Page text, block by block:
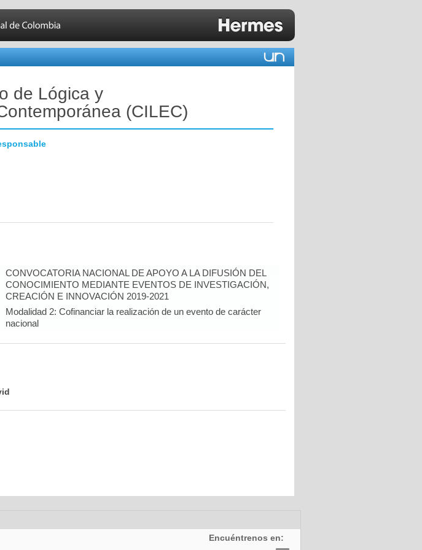
de Lógica y
(CILEC)
CONVOCATORIA NACIONAL DE APOYO A LA DIFUSIÓN DEL
CONOCIMIENTO MEDIANTE EVENTOS DE INVESTIGACIÓN,
CREACIÓN E INNOVACIÓN 2019-2021
Modalidad 2: Cofinanciar la realización de un evento de carácter
nacional
Encuéntrenos en: